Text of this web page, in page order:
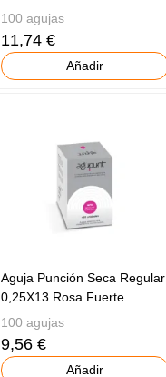
100 agujas
11,74 €
Añadir
Aguja Punción Seca Regular
0,25X13 Rosa Fuerte
100 agujas
9,56 €
Añadir